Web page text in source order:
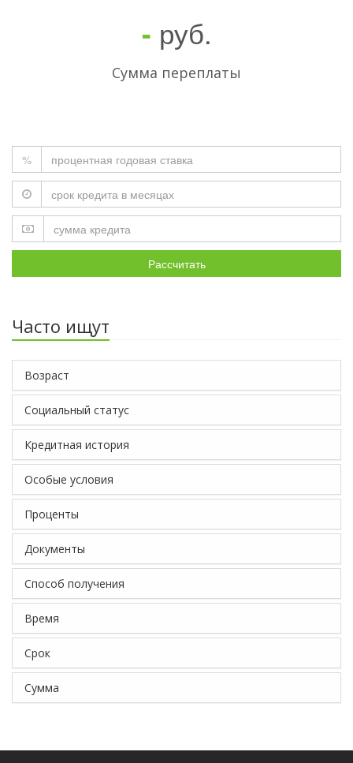
- руб.
Сумма переплаты
%
Рассчитать
Часто ищут
Возраст
Социальный статус
Кредитная история
Особые условия
Проценты
Документы
Способ получения
Время
Срок
Сумма